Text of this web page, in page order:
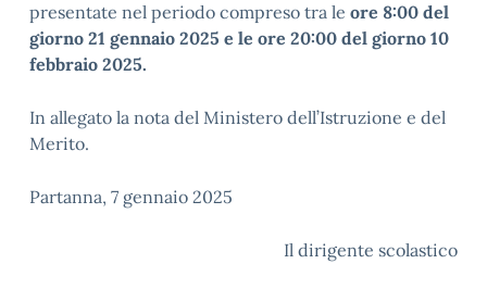
presentate nel periodo compreso tra le ore 8:00 del
giorno 21 gennaio 2025 e le ore 20:00 del giorno 10
febbraio 2025.
In allegato la nota del Ministero dell’Istruzione e del
Merito.
Partanna, 7 gennaio 2025
Il dirigente scolastico